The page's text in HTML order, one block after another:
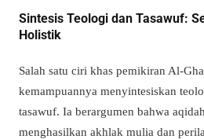
Sintesis Teologi dan Tasawuf:
Holistik
Salah satu ciri khas pemikiran Al-
kemampuannya menyintesiskan
tasawuf. Ia berargumen bahwa
menghasilkan akhlak mulia dan